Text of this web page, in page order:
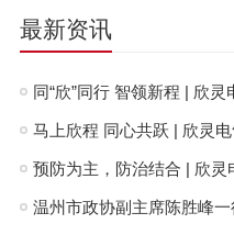
最新资讯